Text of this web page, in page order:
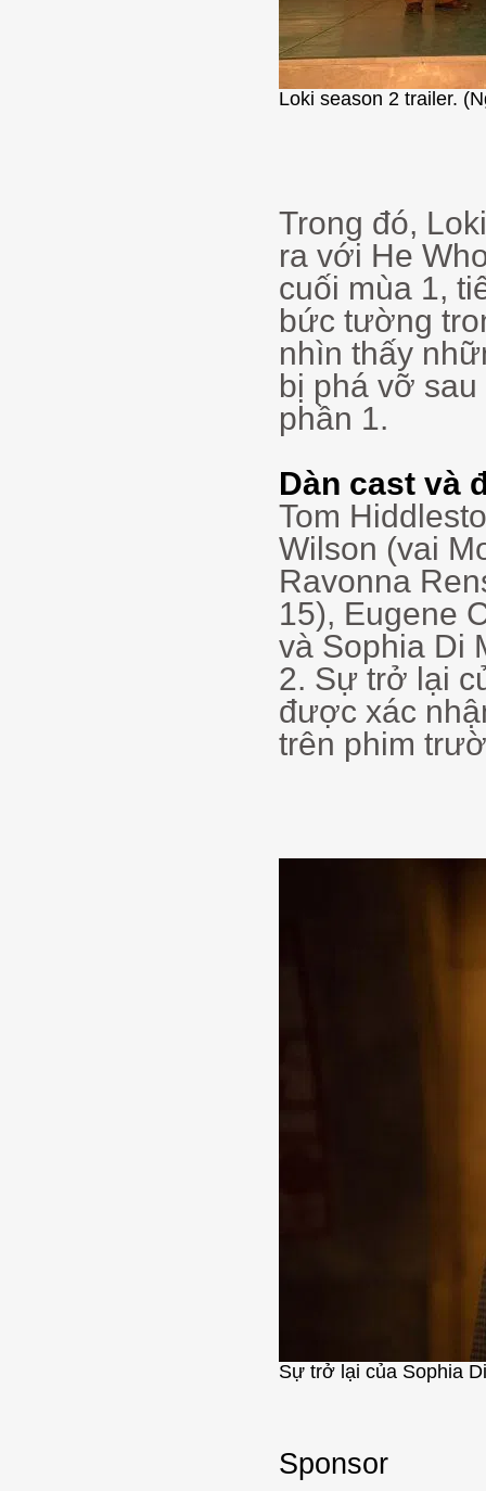
Loki season 2 trailer.
Trong đó,
ra với He
cuối mùa 1,
bức tường
nhìn thấy
bị phá vỡ
phần 1.
Dàn cast và
Tom
Wilson (vai
Ravonna
15), Eugene
và Sophia Di
2. Sự trở lại
được xác
trên phim
Sự trở lại của Sophia
Sponsor